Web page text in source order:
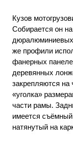
Кузов
Собирается он
дюралюминиевых
же профили
фанерных
деревянных
закрепляются на
«уголка»
части рамы.
имеется съёмный
натянутый на